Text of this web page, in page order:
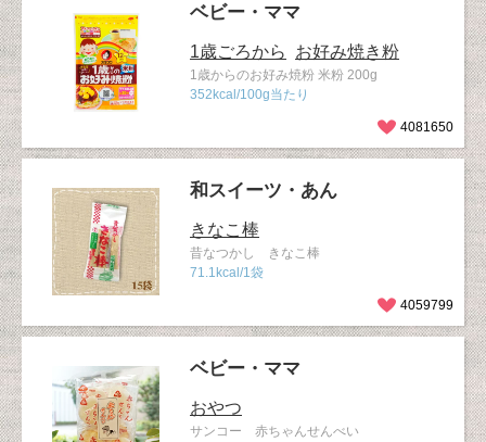
ベビー・ママ
1歳ごろから お好み焼き粉
1歳からのお好み焼粉 米粉 200g
352kcal/100g当たり
4081650
和スイーツ・あん
きなこ棒
昔なつかし きなこ棒
71.1kcal/1袋
4059799
ベビー・ママ
おやつ
サンコー 赤ちゃんせんべい